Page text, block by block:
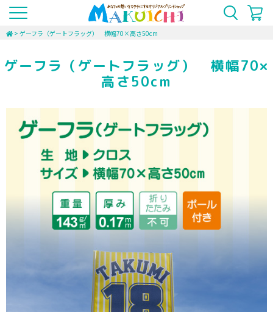
> ゲーフラ（ゲートフラッグ） 横幅70×高さ50cm
ゲーフラ（ゲートフラッグ） 横幅70×
高さ50cm